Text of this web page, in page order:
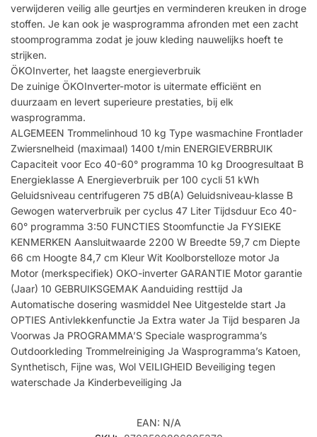
verwijderen veilig alle geurtjes en verminderen kreuken in droge
stoffen. Je kan ook je wasprogramma afronden met een zacht
stoomprogramma zodat je jouw kleding nauwelijks hoeft te
strijken.
ÖKOInverter, het laagste energieverbruik
De zuinige ÖKOInverter-motor is uitermate efficiënt en
duurzaam en levert superieure prestaties, bij elk
wasprogramma.
ALGEMEEN Trommelinhoud 10 kg Type wasmachine Frontlader
Zwiersnelheid (maximaal) 1400 t/min ENERGIEVERBRUIK
Capaciteit voor Eco 40-60° programma 10 kg Droogresultaat B
Energieklasse A Energieverbruik per 100 cycli 51 kWh
Geluidsniveau centrifugeren 75 dB(A) Geluidsniveau-klasse B
Gewogen waterverbruik per cyclus 47 Liter Tijdsduur Eco 40-
60° programma 3:50 FUNCTIES Stoomfunctie Ja FYSIEKE
KENMERKEN Aansluitwaarde 2200 W Breedte 59,7 cm Diepte
66 cm Hoogte 84,7 cm Kleur Wit Koolborstelloze motor Ja
Motor (merkspecifiek) OKO-inverter GARANTIE Motor garantie
(Jaar) 10 GEBRUIKSGEMAK Aanduiding resttijd Ja
Automatische dosering wasmiddel Nee Uitgestelde start Ja
OPTIES Antivlekkenfunctie Ja Extra water Ja Tijd besparen Ja
Voorwas Ja PROGRAMMA’S Speciale wasprogramma’s
Outdoorkleding Trommelreiniging Ja Wasprogramma’s Katoen,
Synthetisch, Fijne was, Wol VEILIGHEID Beveiliging tegen
waterschade Ja Kinderbeveiliging Ja
EAN: N/A